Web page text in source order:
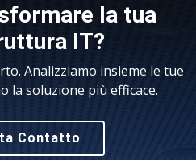
la tua
IT?
Analizziamo insieme le tue
la soluzione più efficace.
Contatto